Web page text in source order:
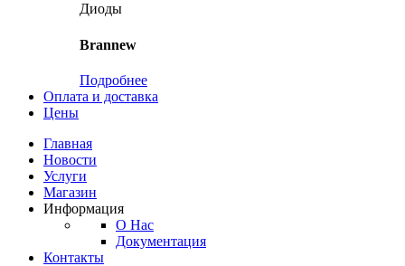
Диоды
Brannew
Подробнее
Оплата и доставка
Цены
Главная
Новости
Услуги
Магазин
Информация
О Нас
Документация
Контакты